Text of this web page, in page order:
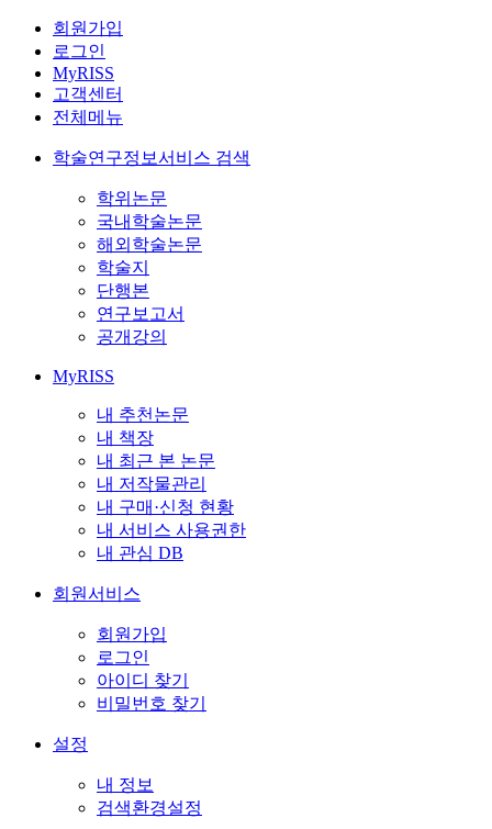
회원가입
로그인
MyRISS
고객센터
전체메뉴
학술연구정보서비스 검색
학위논문
국내학술논문
해외학술논문
학술지
단행본
연구보고서
공개강의
MyRISS
내 추천논문
내 책장
내 최근 본 논문
내 저작물관리
내 구매·신청 현황
내 서비스 사용권한
내 관심 DB
회원서비스
회원가입
로그인
아이디 찾기
비밀번호 찾기
설정
내 정보
검색환경설정